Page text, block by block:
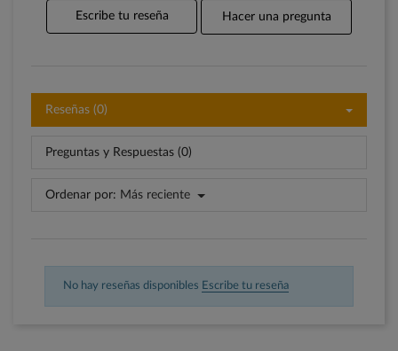
Escribe tu reseña Hacer una pregunta
Reseñas (0)
Preguntas y Respuestas (0)
Ordenar por: Más reciente
No hay reseñas disponibles Escribe tu reseña